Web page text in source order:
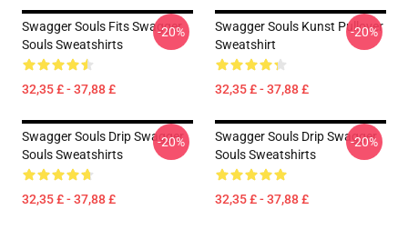
Swagger Souls Fits Swagger
Souls Sweatshirts
32,35 £ - 37,88 £
-20%
Swagger Souls Kunst Pullover
Sweatshirt
32,35 £ - 37,88 £
-20%
Swagger Souls Drip Swagger
Souls Sweatshirts
32,35 £ - 37,88 £
-20%
Swagger Souls Drip Swagger
Souls Sweatshirts
32,35 £ - 37,88 £
-20%